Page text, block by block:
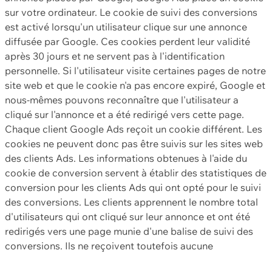
sur votre ordinateur. Le cookie de suivi des conversions
est activé lorsqu'un utilisateur clique sur une annonce
diffusée par Google. Ces cookies perdent leur validité
après 30 jours et ne servent pas à l'identification
personnelle. Si l'utilisateur visite certaines pages de notre
site web et que le cookie n'a pas encore expiré, Google et
nous-mêmes pouvons reconnaître que l'utilisateur a
cliqué sur l'annonce et a été redirigé vers cette page.
Chaque client Google Ads reçoit un cookie différent. Les
cookies ne peuvent donc pas être suivis sur les sites web
des clients Ads. Les informations obtenues à l'aide du
cookie de conversion servent à établir des statistiques de
conversion pour les clients Ads qui ont opté pour le suivi
des conversions. Les clients apprennent le nombre total
d'utilisateurs qui ont cliqué sur leur annonce et ont été
redirigés vers une page munie d'une balise de suivi des
conversions. Ils ne reçoivent toutefois aucune